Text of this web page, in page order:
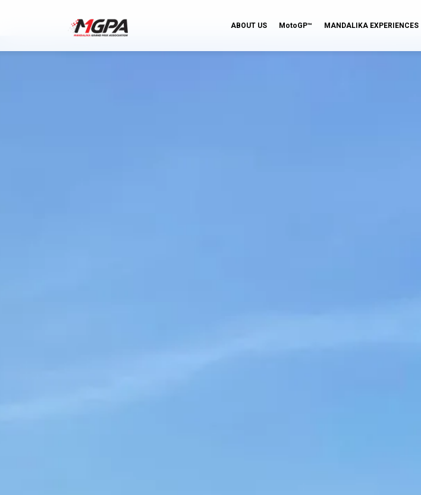
ABOUT US MotoGP™ MANDALIKA EXPERIENCES